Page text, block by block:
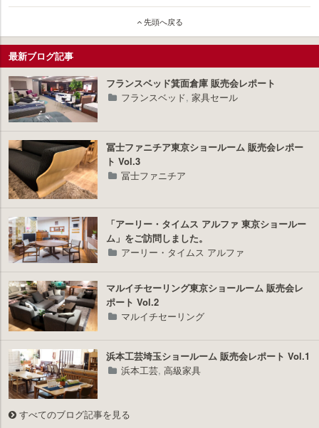
イ
リ
ア
プ
ラ
ス
先頭へ戻る
最新ブログ記事
フランスベッド箕面倉庫 販売会レポート
フランスベッド,家具セール
冨士ファニチア東京ショールーム 販売会レポー
ト Vol.3
冨士ファニチア
「アーリー・タイムス アルファ 東京ショールー
ム」をご訪問しました。
アーリー・タイムス アルファ
マルイチセーリング東京ショールーム 販売会レ
ポート Vol.2
マルイチセーリング
浜本工芸埼玉ショールーム 販売会レポート Vol.1
浜本工芸,高級家具
すべてのブログ記事を見る